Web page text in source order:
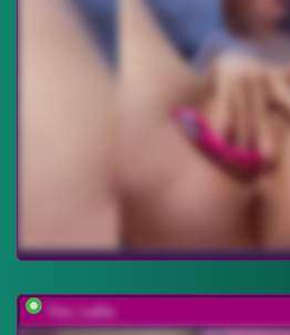
You_Lalia